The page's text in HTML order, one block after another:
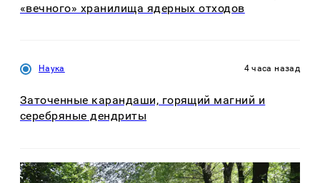
«вечного» хранилища ядерных отходов
Наука 4 часа назад
Заточенные карандаши, горящий магний и
серебряные дендриты